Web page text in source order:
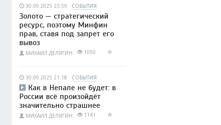
30.09.2025 23:59 СОБЫТИЯ
Золото — стратегический
ресурс, поэтому Минфин
прав, ставя под запрет его
вывоз
МИХАИЛ ДЕЛЯГИН 1050
30.09.2025 21:18 СОБЫТИЯ
Как в Непале не будет: в
России всё произойдёт
значительно страшнее
МИХАИЛ ДЕЛЯГИН 1141